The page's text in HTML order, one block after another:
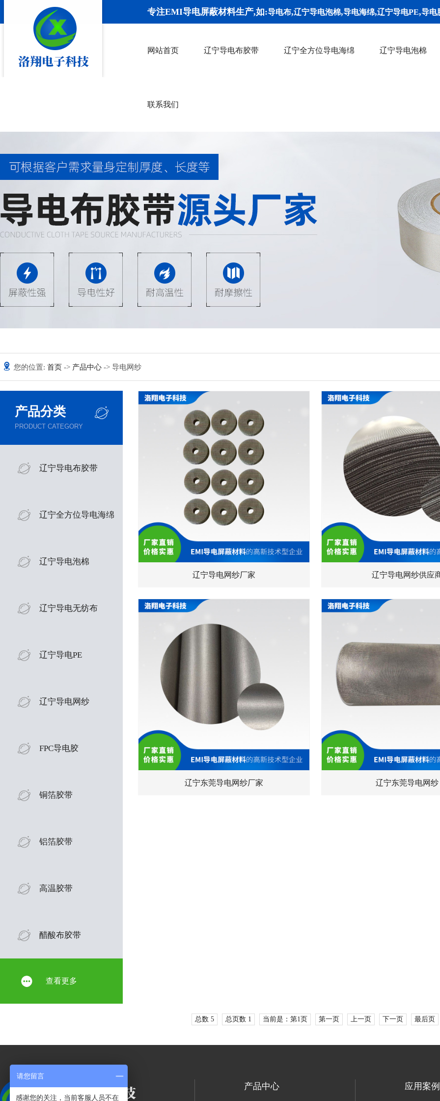
专注EMI导电屏蔽材料生产,如:导电布,辽宁导电泡棉,导电海绵,辽宁导电PE,导电
网站首页 辽宁导电布胶带 辽宁全方位导电海绵 辽宁导电泡棉
联系我们
您的位置: 首页 -> 产品中心 -> 导电网纱
产品分类
PRODUCT CATEGORY
辽宁导电布胶带
辽宁全方位导电海绵
辽宁导电泡棉
辽宁导电无纺布
辽宁导电PE
辽宁导电网纱
FPC导电胶
铜箔胶带
铝箔胶带
高温胶带
醋酸布胶带
查看更多
辽宁导电网纱厂家 辽宁导电网纱供应
辽宁东莞导电网纱厂家 辽宁东莞导电网纱
总数 5 总页数 1 当前是：第1页 第一页 上一页 下一页 最后页
产品中心 应用案例
请您留言
感谢您的关注，当前客服人员不在